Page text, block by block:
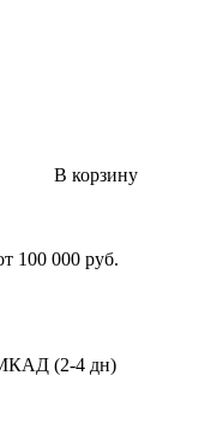
В корзину
100 000 руб.
(2-4 дн)